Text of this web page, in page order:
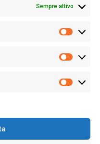
Sempre attivo
Carbonia